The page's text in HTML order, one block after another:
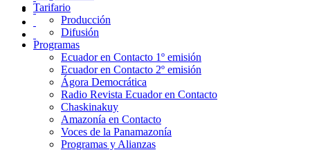
Tarifario
Producción
Difusión
Programas
Ecuador en Contacto 1º emisión
Ecuador en Contacto 2º emisión
Ágora Democrática
Radio Revista Ecuador en Contacto
Chaskinakuy
Amazonía en Contacto
Voces de la Panamazonía
Programas y Alianzas